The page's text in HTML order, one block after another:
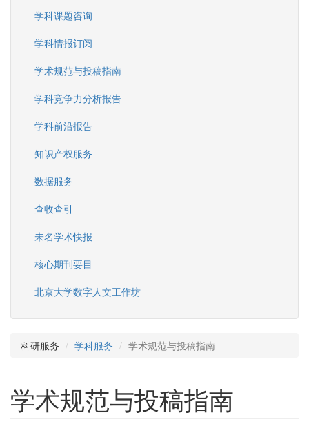
学科课题咨询
学科情报订阅
学术规范与投稿指南
学科竞争力分析报告
学科前沿报告
知识产权服务
数据服务
查收查引
未名学术快报
核心期刊要目
北京大学数字人文工作坊
科研服务 学科服务 学术规范与投稿指南
学术规范与投稿指南